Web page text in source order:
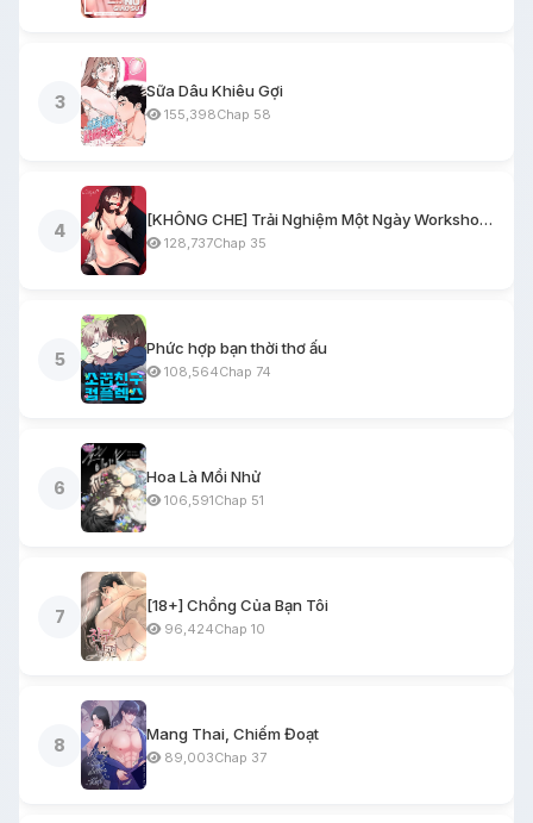
3
Sữa Dâu Khiêu Gợi
155,398Chap 58
4
[KHÔNG CHE] Trải Nghiệm Một Ngày Workshop BDSM
128,737Chap 35
5
Phức hợp bạn thời thơ ấu
108,564Chap 74
6
Hoa Là Mồi Nhử
106,591Chap 51
7
[18+] Chồng Của Bạn Tôi
96,424Chap 10
8
Mang Thai, Chiếm Đoạt
89,003Chap 37